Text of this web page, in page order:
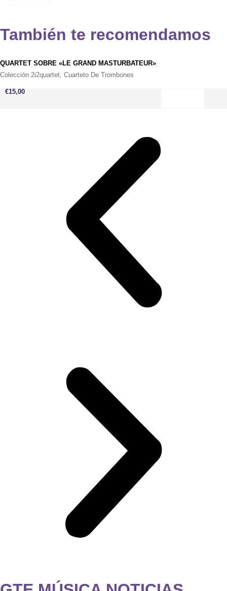
También te recomendamos
QUARTET SOBRE «LE GRAND MASTURBATEUR»
Colección 2i2quartet, Cuarteto De Trombones
€15,00